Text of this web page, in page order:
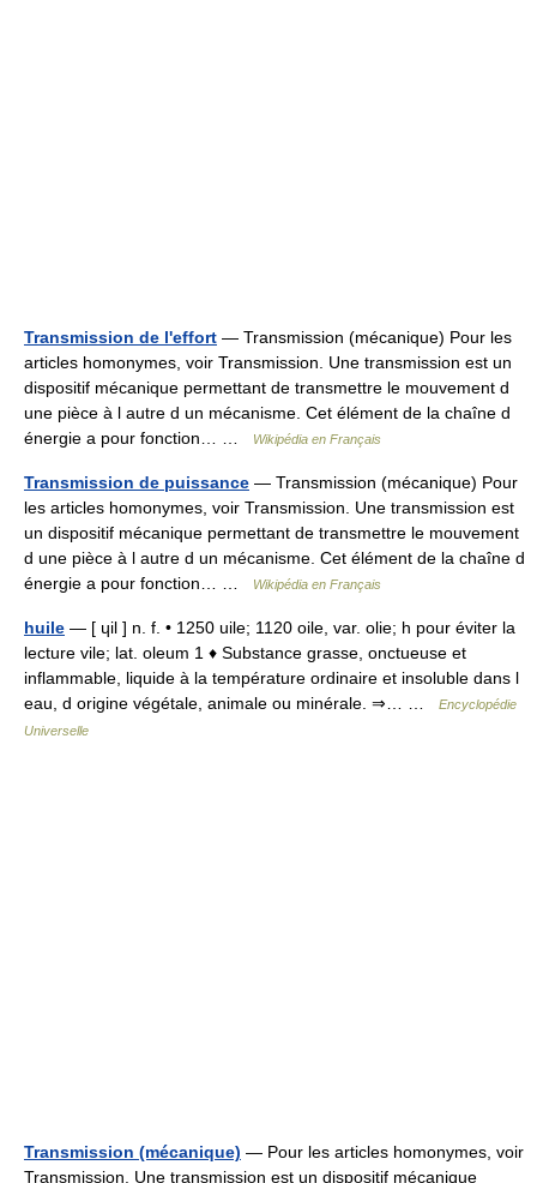
Transmission de l'effort — Transmission (mécanique) Pour les
articles homonymes, voir Transmission. Une transmission est un
dispositif mécanique permettant de transmettre le mouvement d
une pièce à l autre d un mécanisme. Cet élément de la chaîne d
énergie a pour fonction… …
Wikipédia en Français
Transmission de puissance — Transmission (mécanique) Pour
les articles homonymes, voir Transmission. Une transmission est
un dispositif mécanique permettant de transmettre le mouvement
d une pièce à l autre d un mécanisme. Cet élément de la chaîne d
énergie a pour fonction… …
Wikipédia en Français
huile — [ ɥil ] n. f. • 1250 uile; 1120 oile, var. olie; h pour éviter la
lecture vile; lat. oleum 1 ♦ Substance grasse, onctueuse et
inflammable, liquide à la température ordinaire et insoluble dans l
eau, d origine végétale, animale ou minérale. ⇒… …
Encyclopédie
Universelle
Transmission (mécanique) — Pour les articles homonymes, voir
Transmission. Une transmission est un dispositif mécanique